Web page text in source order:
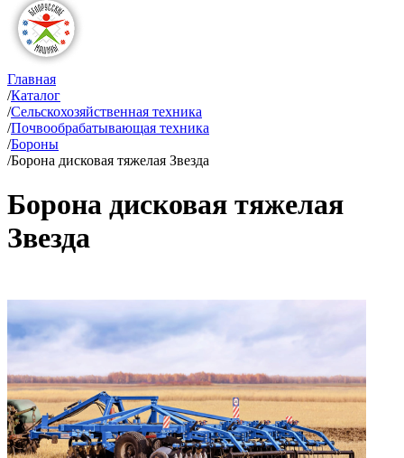
Главная
/Каталог
/Сельскохозяйственная техника
/Почвообрабатывающая техника
/Бороны
/Борона дисковая тяжелая Звезда
Борона дисковая тяжелая
Звезда